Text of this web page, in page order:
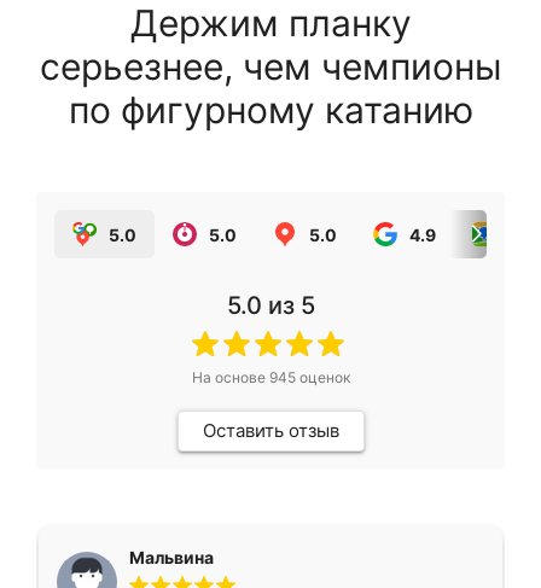
Держим планку
серьезнее, чем чемпионы
по фигурному катанию
5.0 5.0 5.0 4.9
5.0 из 5
На основе 945оценок
Оставить отзыв
Мальвина